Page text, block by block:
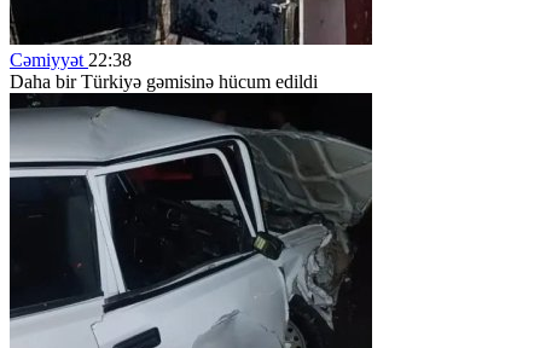
Cəmiyyət 22:38
Daha bir Türkiyə gəmisinə hücum edildi